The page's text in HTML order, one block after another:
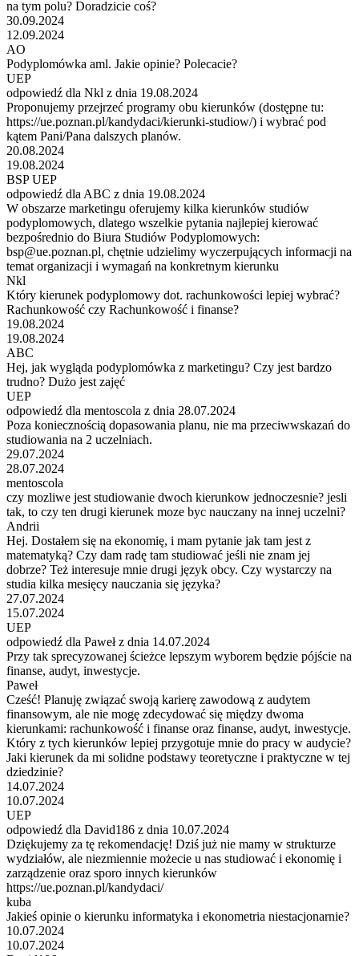
na tym polu? Doradzicie coś?
30.09.2024
12.09.2024
AO
Podyplomówka aml. Jakie opinie? Polecacie?
UEP
odpowiedź dla Nkl z dnia 19.08.2024
Proponujemy przejrzeć programy obu kierunków (dostępne tu:
https://ue.poznan.pl/kandydaci/kierunki-studiow/) i wybrać pod
kątem Pani/Pana dalszych planów.
20.08.2024
19.08.2024
BSP UEP
odpowiedź dla ABC z dnia 19.08.2024
W obszarze marketingu oferujemy kilka kierunków studiów
podyplomowych, dlatego wszelkie pytania najlepiej kierować
bezpośrednio do Biura Studiów Podyplomowych:
bsp@ue.poznan.pl, chętnie udzielimy wyczerpujących informacji na
temat organizacji i wymagań na konkretnym kierunku
Nkl
Który kierunek podyplomowy dot. rachunkowości lepiej wybrać?
Rachunkowość czy Rachunkowość i finanse?
19.08.2024
19.08.2024
ABC
Hej, jak wygląda podyplomówka z marketingu? Czy jest bardzo
trudno? Dużo jest zajęć
UEP
odpowiedź dla mentoscola z dnia 28.07.2024
Poza koniecznością dopasowania planu, nie ma przeciwwskazań do
studiowania na 2 uczelniach.
29.07.2024
28.07.2024
mentoscola
czy mozliwe jest studiowanie dwoch kierunkow jednoczesnie? jesli
tak, to czy ten drugi kierunek moze byc nauczany na innej uczelni?
Andrii
Hej. Dostałem się na ekonomię, i mam pytanie jak tam jest z
matematyką? Czy dam radę tam studiować jeśli nie znam jej
dobrze? Też interesuje mnie drugi język obcy. Czy wystarczy na
studia kilka mesięcy nauczania się języka?
27.07.2024
15.07.2024
UEP
odpowiedź dla Paweł z dnia 14.07.2024
Przy tak sprecyzowanej ścieżce lepszym wyborem będzie pójście na
finanse, audyt, inwestycje.
Paweł
Cześć! Planuję związać swoją karierę zawodową z audytem
finansowym, ale nie mogę zdecydować się między dwoma
kierunkami: rachunkowość i finanse oraz finanse, audyt, inwestycje.
Który z tych kierunków lepiej przygotuje mnie do pracy w audycie?
Jaki kierunek da mi solidne podstawy teoretyczne i praktyczne w tej
dziedzinie?
14.07.2024
10.07.2024
UEP
odpowiedź dla David186 z dnia 10.07.2024
Dziękujemy za tę rekomendację! Dziś już nie mamy w strukturze
wydziałów, ale niezmiennie możecie u nas studiować i ekonomię i
zarządzenie oraz sporo innych kierunków
https://ue.poznan.pl/kandydaci/
kuba
Jakieś opinie o kierunku informatyka i ekonometria niestacjonarnie?
10.07.2024
10.07.2024